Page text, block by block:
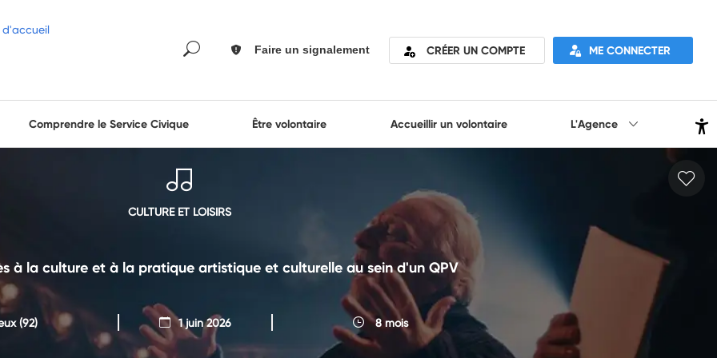
Faire un signalement CRÉER UN COMPTE ME CONNECTER
Comprendre le Service Civique Être volontaire Accueillir un volontaire L'Agence
CULTURE ET LOISIRS
à la culture et à la pratique artistique et culturelle au sein d'un QPV
(92) 1 juin 2026 8 mois